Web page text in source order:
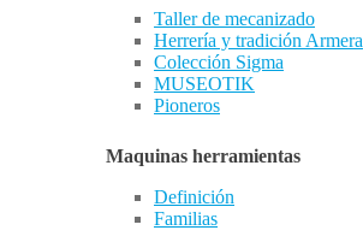
Taller de mecanizado
Herrería y tradición Armera
Colección Sigma
MUSEOTIK
Pioneros
Maquinas herramientas
Definición
Familias